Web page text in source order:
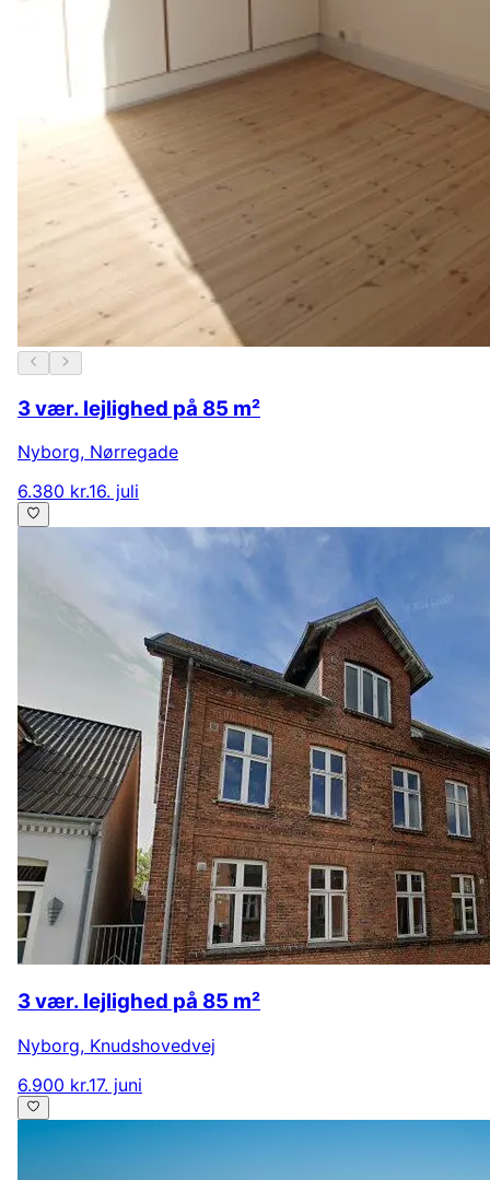
3 vær. lejlighed på 85 m²
Nyborg, Nørregade
6.380 kr.16. juli
3 vær. lejlighed på 85 m²
Nyborg, Knudshovedvej
6.900 kr.17. juni